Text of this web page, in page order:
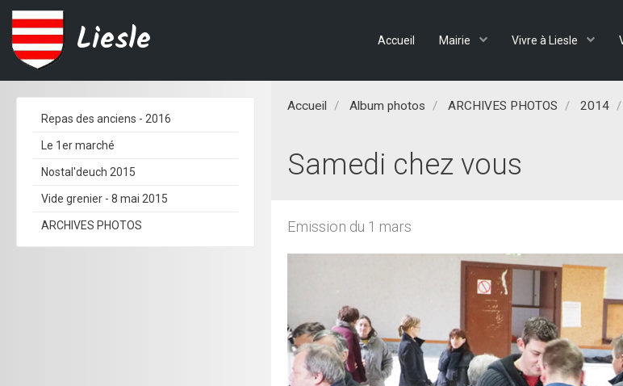
Liesle Accueil Mairie Vivre à Liesle
Accueil Album photos ARCHIVES PHOTOS 2014
Samedi chez vous
Emission du 1 mars
Repas des anciens - 2016
Le 1er marché
Nostal'deuch 2015
Vide grenier - 8 mai 2015
ARCHIVES PHOTOS